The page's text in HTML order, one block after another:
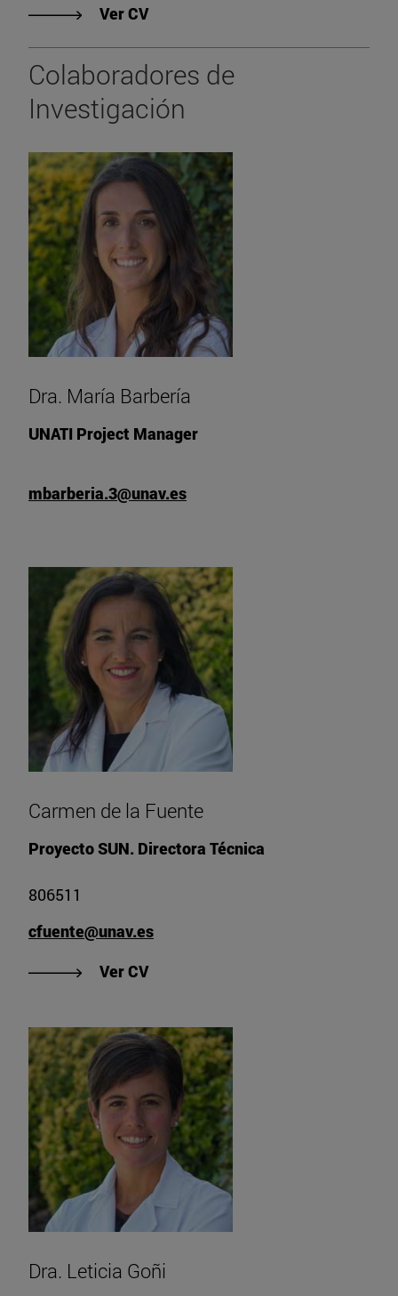
Ver CV"Ver CV de Prof. Dra. Estefanía
Colaboradores de
Investigación
Dra. María Barbería
UNATI Project Manager
mbarberia.3@unav.es
Carmen de la Fuente
Proyecto SUN. Directora Técnica
806511
cfuente@unav.es
Ver CV"Ver CV de Carmen de la Fuente"
Dra. Leticia Goñi